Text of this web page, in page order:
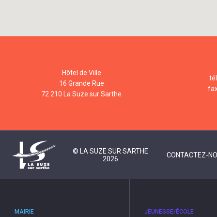
Hôtel de Ville
16 Grande Rue
72 210 La Suze sur Sarthe
© LA SUZE SUR SARTHE
2026
CONTACTEZ-
MAIRIE JEUNESSE/ÉCOLE